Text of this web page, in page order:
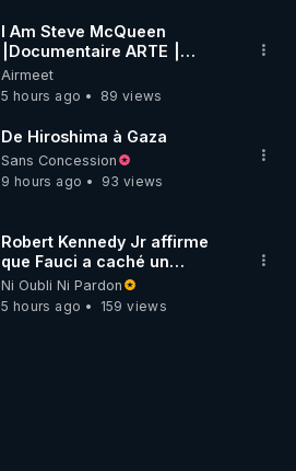
I Am Steve McQueen
⎮Documentaire ARTE ⎮
Cinema
Airmeet
5 hours ago
89 views
De Hiroshima à Gaza
Sans Concession
9 hours ago
93 views
Robert Kennedy Jr affirme
que Fauci a caché un
infarctus pulmonaire
survenu après sa
vaccination
Ni Oubli Ni Pardon
5 hours ago
159 views